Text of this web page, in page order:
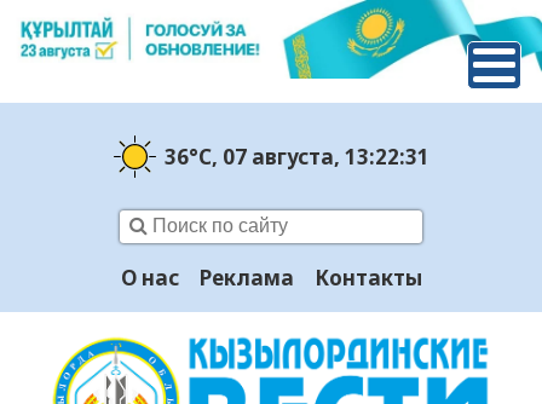
36°C, 07 августа, 13:22:32
О нас Реклама Контакты